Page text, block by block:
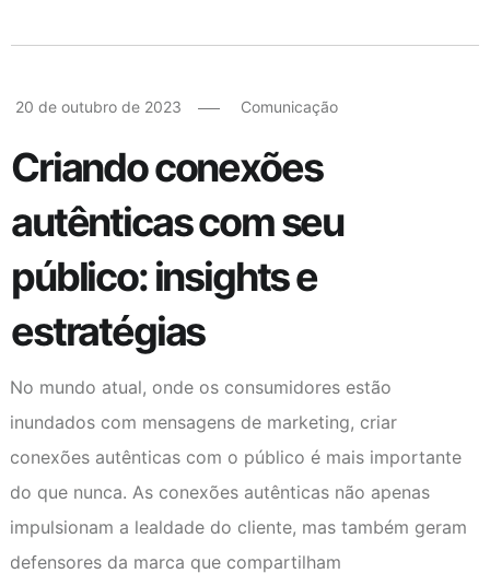
20 de outubro de 2023 Comunicação
Criando conexões
autênticas com seu
público: insights e
estratégias
No mundo atual, onde os consumidores estão
inundados com mensagens de marketing, criar
conexões autênticas com o público é mais importante
do que nunca. As conexões autênticas não apenas
impulsionam a lealdade do cliente, mas também geram
defensores da marca que compartilham